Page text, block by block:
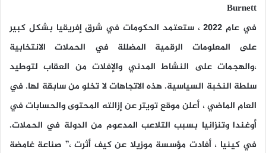
Burnett
في عام 2022 ، ستعتمد الحكومات في شرق إفريقيا بشكل كبير
على المعلومات الرقمية المضللة في الحملات الانتخابية
،والهجمات على النشاط المدني والإفلات من العقاب لتوطيد
سلطة النخبة السياسية. هذه الاتجاهات لا تخلو من سابقة لها. في
العام الماضي ، أعلن موقع تويتر عن إزالته المحتوى والحسابات في
أوغندا وتنزانيا بسبب التلاعب المدعوم من الدولة في الحملات.
في كينيا ، أفادت مؤسسة موزيلا عن كيف أثرت ،” صناعة غامضة